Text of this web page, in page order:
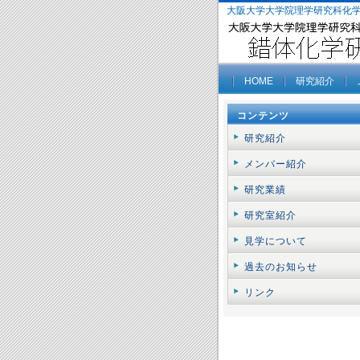
大阪大学大学院理学研究科化
HOME 研究紹介
コンテンツ
研究紹介
メンバー紹介
研究業績
研究室紹介
見学について
過去のお知らせ
リンク